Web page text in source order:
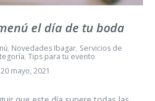
el día de tu boda
, Novedades Ibagar, Servicios de
, Tips para tu evento
20 mayo, 2021